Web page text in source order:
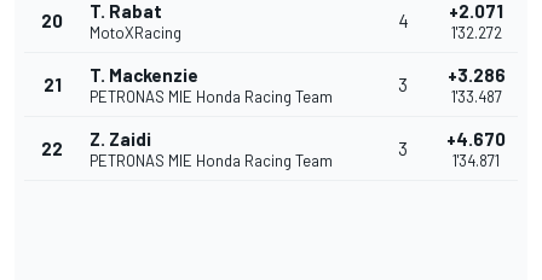
20 T. Rabat
MotoXRacing
4 +2.071
1'32.272
21 T. Mackenzie
PETRONAS MIE Honda Racing Team
3 +3.286
1'33.487
22 Z. Zaidi
PETRONAS MIE Honda Racing Team
3 +4.670
1'34.871